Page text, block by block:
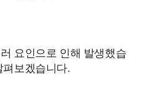
요인으로 인해 발생했습
보겠습니다.